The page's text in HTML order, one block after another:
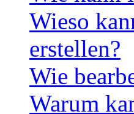
Wieso
erstellen?
Wie
Warum